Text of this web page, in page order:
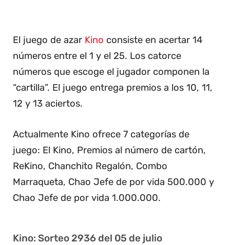
El juego de azar Kino consiste en acertar 14
números entre el 1 y el 25. Los catorce
números que escoge el jugador componen la
“cartilla”. El juego entrega premios a los 10, 11,
12 y 13 aciertos.
Actualmente Kino ofrece 7 categorías de
juego: El Kino, Premios al número de cartón,
ReKino, Chanchito Regalón, Combo
Marraqueta, Chao Jefe de por vida 500.000 y
Chao Jefe de por vida 1.000.000.
Kino: Sorteo 2936 del 05 de julio